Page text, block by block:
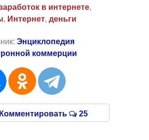
в интернете,
, Интернет, деньги
Энциклопедия
коммерции
Комментировать 25